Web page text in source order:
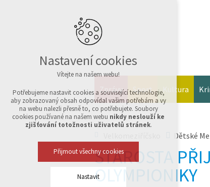
Zprávy Sport Kultura
Dětské
STAROSTA
OLYMPIONIKY
Nastavení cookies
Vítejte na našem webu!
Potřebujeme nastavit cookies a související technologie,
aby zobrazovaný obsah odpovídal vašim potřebám a vy
na webu nalezli přesně to, co potřebujete. Soubory
cookies používané na našem webu nikdy neslouží ke
zjišťování totožnosti uživatelů stránek.
Přijmout všechny cookies
Nastavit